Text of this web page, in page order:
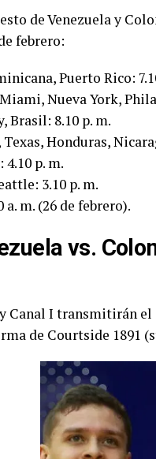
de Venezuela y
febrero:
Puerto Rico:
Nueva York,
Brasil: 8.10 p. m.
Honduras,
p. m.
3.10 p. m.
m. (26 de febrero).
vs.
Canal I transmitirán el
de Courtside 1891